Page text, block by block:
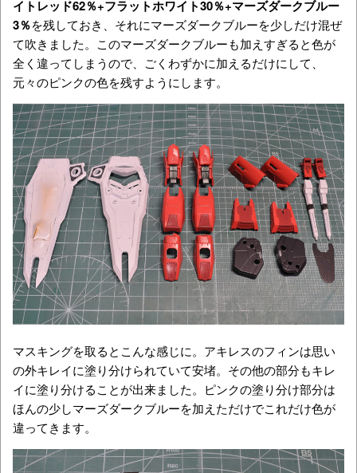
イトレッド62％+フラットホワイト30％+マーズダークブルー
3％を残しておき、それにマーズダークブルーを少しだけ混ぜ
て吹きました。このマーズダークブルーも加えすぎると色が
全く違ってしまうので、ごくわずかに加えるだけにして、
元々のピンクの色を残すようにします。
マスキングを取るとこんな感じに。アキレスのフィンは思い
の外キレイに塗り分けられていて安堵。その他の部分もキレ
イに塗り分けることが出来ました。ピンクの塗り分け部分は
ほんの少しマーズダークブルーを加えただけでこれだけ色が
違ってきます。